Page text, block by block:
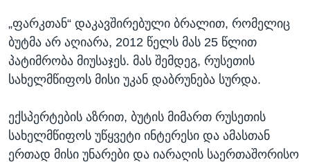
„ფარკთან“ დაკავშირებული ბრალით, რომელიც
ბუტმა არ აღიარა, 2012 წელს მას 25 წლით
პატიმრობა მიუსაჯეს. მას შემდეგ, რუსეთის
სახელმწიფოს მისი უკან დაბრუნება სურდა.
ექსპერტების აზრით, ბუტის მიმართ რუსეთის
სახელმწიფოს უწყვეტი ინტერესი და ამასთან
ერთად მისი უნარები და იარაღის საერთაშორისო